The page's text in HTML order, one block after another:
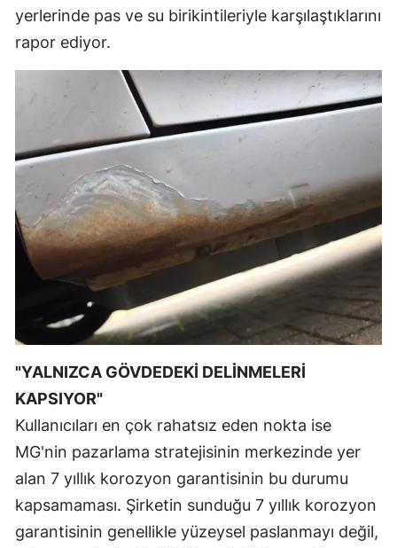
Samsun
Siirt
Sinop
Sivas
Tokat
Trabzon
Tunceli
Şanlıurfa
Yozgat
Aksaray
Bayburt
yerlerinde pas ve su birikintileriyle karşılaştıklarını
rapor ediyor.
"YALNIZCA GÖVDEDEKİ DELİNMELERİ
KAPSIYOR"
Kullanıcıları en çok rahatsız eden nokta ise
MG'nin pazarlama stratejisinin merkezinde yer
alan 7 yıllık korozyon garantisinin bu durumu
kapsamaması. Şirketin sunduğu 7 yıllık korozyon
garantisinin genellikle yüzeysel paslanmayı değil,